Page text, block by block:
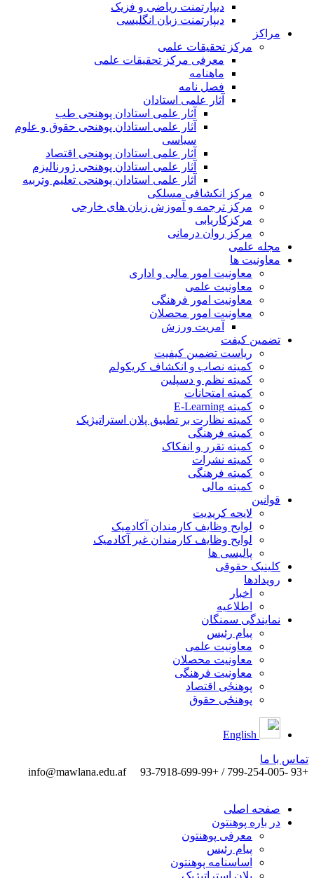
دیپارتمنت ریاضی و فزیک
دیپارتمنت زبان انگلیسی
مراکز
مرکز تحقیقات علمی
معرفی مرکز تحقیقات علمی
ماهنامه
فصل نامه
آثار علمی استادان
آثار علمی استادان پوهنحی طب
آثار علمی استادان پوهنحی حقوق و علوم
سیاسی
آثار علمی استادان پوهنحی اقتصاد
آثار علمی استادان پوهنحی ژورنالیزم
آثار علمی استادان پوهنحی تعلیم وتربیه
مرکز انکشافی مسلکی
مرکز ترجمه و آموزش زبان های خارجی
مرکزکاریابی
مرکز روان درمانی
مجله علمی
معاونیت ها
معاونیت امور مالی و اداری
معاونیت علمی
معاونیت امور فرهنگی
معاونیت امور محصلان
آمریت ورزش
تضمین کیفت
ریاست تضمین کیفیت
کمیته نصاب و انکشاف کریکولم
کمیته نظم و دسپلین
کمیته امتحانات
کمیته E-Learning
کمیته نظارت بر تطبیق پلان استراتیژیک
کمیته فرهنگی
کمیته تقرر و انفکاک
کمیته نشرات
کمیته فرهنگی
کمیته مالی
قوانین
لایحه کریدیت
لوایح وظایف کارمندان آکادمیک
لوایح وظایف کارمندان غیر آکادمیک
پالیسی ها
کلینیک حقوقی
رویدادها
اخبار
اطلاعیه
نمایندگی سمنگان
پیام رئیس
معاونیت علمی
معاونیت محصلان
معاونیت فرهنگی
پوهنځی اقتصاد
پوهنځی حقوق
تماس ‌با ‌ما
+93 -799-254-005 / +93-7918-699-99
info@mawlana.edu.af
صفحه اصلی
در باره پوهنتون
معرفی پوهنتون
پیام رئیس
اساسنامه پوهنتون
پلان استراتیژیک